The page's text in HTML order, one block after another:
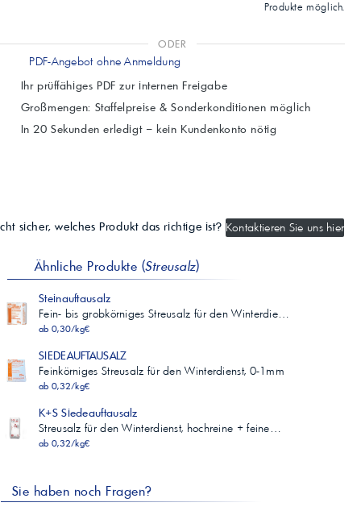
Produkte möglich.
ODER
PDF-Angebot ohne Anmeldung
Ihr prüffähiges PDF zur internen Freigabe
Großmengen: Staffelpreise & Sonderkonditionen möglich
In 20 Sekunden erledigt – kein Kundenkonto nötig
sicher, welches Produkt das richtige ist? Kontaktieren Sie uns hier
Ähnliche Produkte (Streusalz)
Steinauftausalz
Fein- bis grobkörniges Streusalz für den Winterdie…
ab 0,30/kg€
SIEDEAUFTAUSALZ
Feinkörniges Streusalz für den Winterdienst, 0-1mm
ab 0,32/kg€
K+S Siedeauftausalz
Streusalz für den Winterdienst, hochreine + feine…
ab 0,32/kg€
Sie haben noch Fragen?